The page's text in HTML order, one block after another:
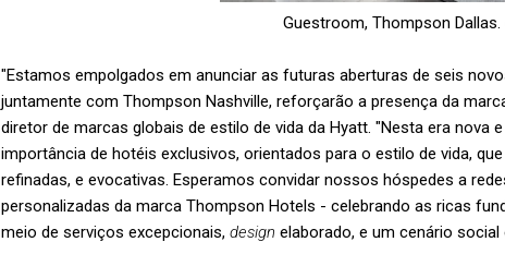
Guestroom, Thompson Dallas.
"Estamos empolgados em anunciar as futuras aberturas de seis
juntamente com Thompson Nashville, reforçarão a presença da
diretor de marcas globais de estilo de vida da Hyatt. "Nesta era nova
importância de hotéis exclusivos, orientados para o estilo de vida,
refinadas, e evocativas. Esperamos convidar nossos hóspedes a
personalizadas da marca Thompson Hotels - celebrando as ricas
meio de serviços excepcionais, design elaborado, e um cenário social